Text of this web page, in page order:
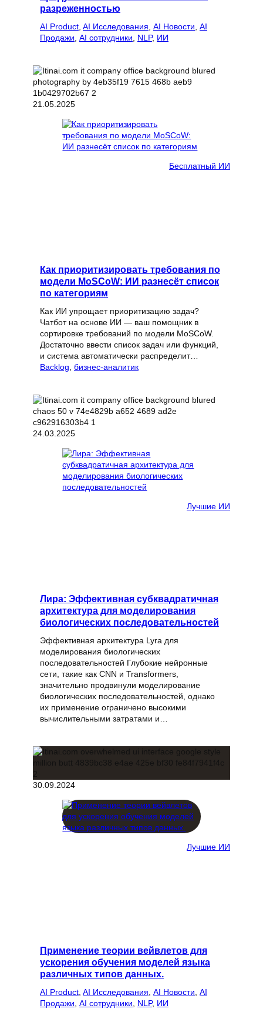
разреженностью
AI Product, AI Исследования, AI Новости, AI
Продажи, AI сотрудники, NLP, ИИ
21.05.2025
Бесплатный ИИ
Как приоритизировать требования по
модели MoSCoW: ИИ разнесёт список
по категориям
Как ИИ упрощает приоритизацию задач?
Чатбот на основе ИИ — ваш помощник в
сортировке требований по модели MoSCoW.
Достаточно ввести список задач или функций,
и система автоматически распределит…
Backlog, бизнес-аналитик
24.03.2025
Лучшие ИИ
Лира: Эффективная субквадратичная
архитектура для моделирования
биологических последовательностей
Эффективная архитектура Lyra для
моделирования биологических
последовательностей Глубокие нейронные
сети, такие как CNN и Transformers,
значительно продвинули моделирование
биологических последовательностей, однако
их применение ограничено высокими
вычислительными затратами и…
30.09.2024
Лучшие ИИ
Применение теории вейвлетов для
ускорения обучения моделей языка
различных типов данных.
AI Product, AI Исследования, AI Новости, AI
Продажи, AI сотрудники, NLP, ИИ